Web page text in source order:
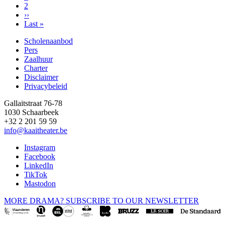
Paginering
Pagina
2
Volgende
pagina
››
Laatste
Last »
Footer
Scholenaanbod
Pers
Zaalhuur
Charter
Disclaimer
Privacybeleid
Gallaitstraat 76-78
1030 Schaarbeek
+32 2 201 59 59
info@kaaitheater.be
Instagram
Facebook
LinkedIn
TikTok
Mastodon
MORE DRAMA? SUBSCRIBE TO OUR NEWSLETTER